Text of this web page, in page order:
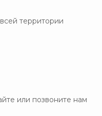
территории
или позвоните нам